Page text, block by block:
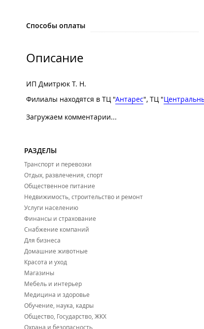
Способы оплаты
Описание
ИП Дмитрюк Т. Н.
Филиалы находятся в ТЦ "Антарес", ТЦ "
Загружаем комментарии...
РАЗДЕЛЫ
Транспорт и перевозки
Отдых, развлечения, спорт
Общественное питание
Недвижимость, строительство и ремонт
Услуги населению
Финансы и страхование
Снабжение компаний
Для бизнеса
Домашние животные
Красота и уход
Магазины
Мебель и интерьер
Медицина и здоровье
Обучение, наука, кадры
Общество, Государство, ЖКХ
Охрана и безопасность